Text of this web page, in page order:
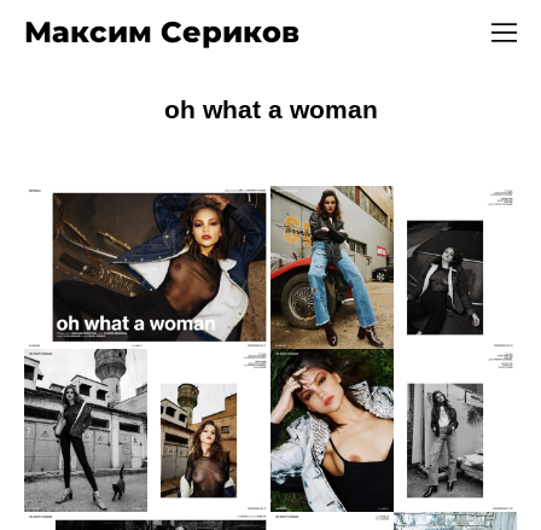
Максим Сериков
oh what a woman